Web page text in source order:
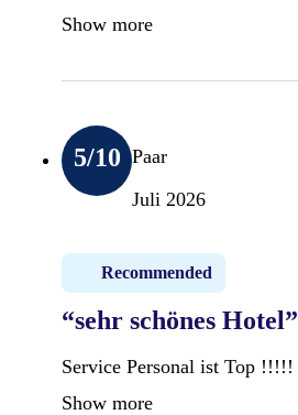
Show more
5/10 Paar
Juli 2026
Recommended
“sehr schönes Hotel”
Service Personal ist Top !!!!!
Show more